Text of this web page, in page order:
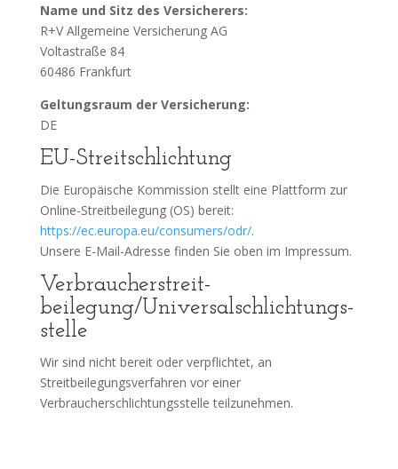
Name und Sitz des Versicherers:
R+V Allgemeine Versicherung AG
Voltastraße 84
60486 Frankfurt
Geltungsraum der Versicherung:
DE
EU-Streitschlichtung
Die Europäische Kommission stellt eine Plattform zur
Online-Streitbeilegung (OS) bereit:
https://ec.europa.eu/consumers/odr/.
Unsere E-Mail-Adresse finden Sie oben im Impressum.
Verbraucher­streit­
beilegung/Universal­schlichtungs­
stelle
Wir sind nicht bereit oder verpflichtet, an
Streitbeilegungsverfahren vor einer
Verbraucherschlichtungsstelle teilzunehmen.